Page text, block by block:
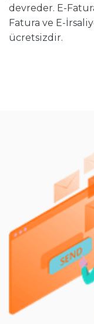
devreder. E-
Fatura ve E-
ücretsizdir.